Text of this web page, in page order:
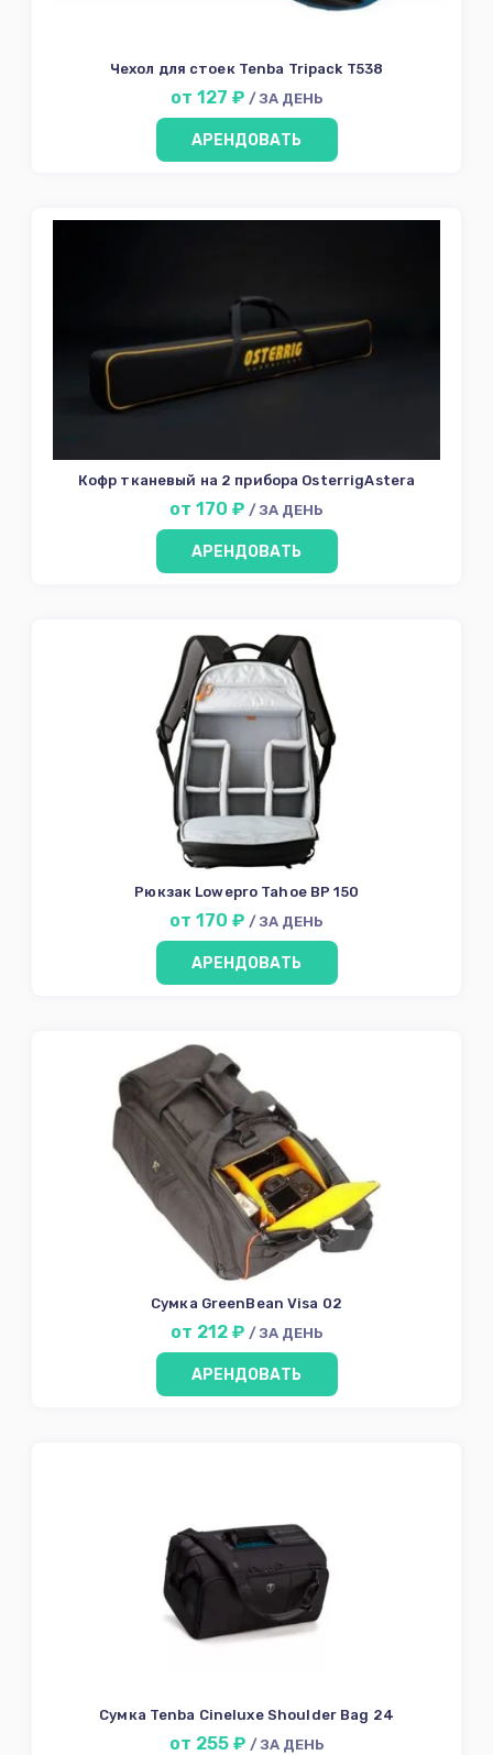
Чехол для стоек Tenba Tripack T538
от 127 ₽ / ЗА ДЕНЬ
АРЕНДОВАТЬ
Кофр тканевый на 2 прибора OsterrigAstera
от 170 ₽ / ЗА ДЕНЬ
АРЕНДОВАТЬ
Рюкзак Lowepro Tahoe BP 150
от 170 ₽ / ЗА ДЕНЬ
АРЕНДОВАТЬ
Сумка GreenBean Visa 02
от 212 ₽ / ЗА ДЕНЬ
АРЕНДОВАТЬ
Сумка Tenba Cineluxe Shoulder Bag 24
от 255 ₽ / ЗА ДЕНЬ